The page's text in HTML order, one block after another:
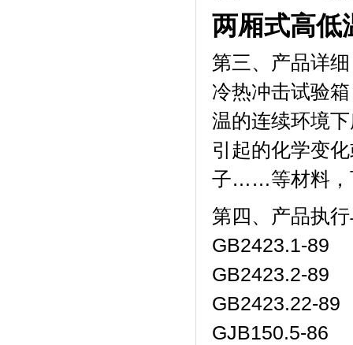
两厢式高低
第三、产品详细
冷热冲击试验箱
温的连续环境下
引起的化学变化或
子……等材料，
第四、产品
GB2423.1-89
GB2423.2-89
GB2423.22-89
GJB150.5-86